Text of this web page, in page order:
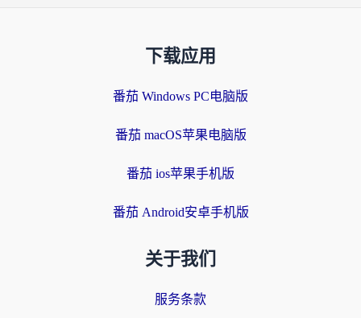
下载应用
番茄 Windows PC电脑版
番茄 macOS苹果电脑版
番茄 ios苹果手机版
番茄 Android安卓手机版
关于我们
服务条款